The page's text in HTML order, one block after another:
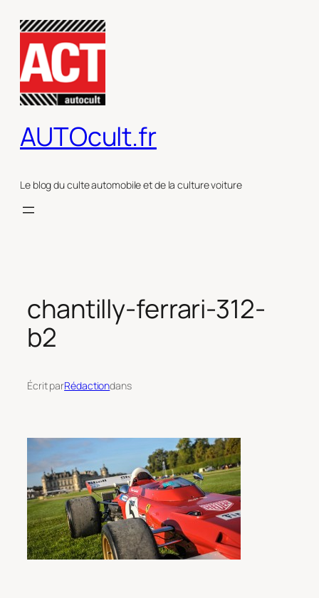
contenu
AUTOcult.fr
Le blog du culte automobile et de la culture voiture
chantilly-ferrari-312-
b2
Écrit parRédactiondans